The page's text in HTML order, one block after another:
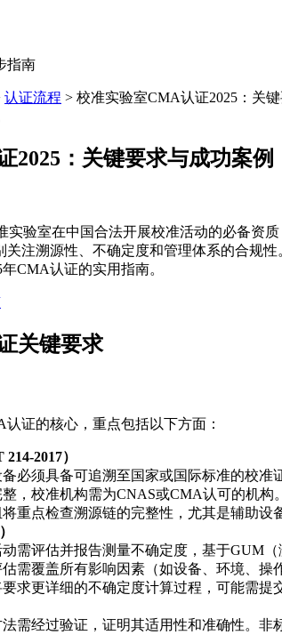
指南
认证流程 > 校准实验室CMA认证2025：关键
2025：关键要求与成功案例
实验室在中国合法开展校准活动的必备资
注溯源性、不确定度和管理体系的合规
CMA认证的实用指南。
关键要求
证的核心，重点包括以下方面：
2017）
备必须具备可追溯至国家或国际标准的校准
整，校准机构需为CNAS或CMA认可的机
将重点检查溯源链的完整性，尤其是辅助设
动需评估并报告测量不确定度，基于GUM
估需覆盖所有影响因素（如设备、环境、操
要求更详细的不确定度计算过程，可能需提
法需经过验证，证明其适用性和准确性。非